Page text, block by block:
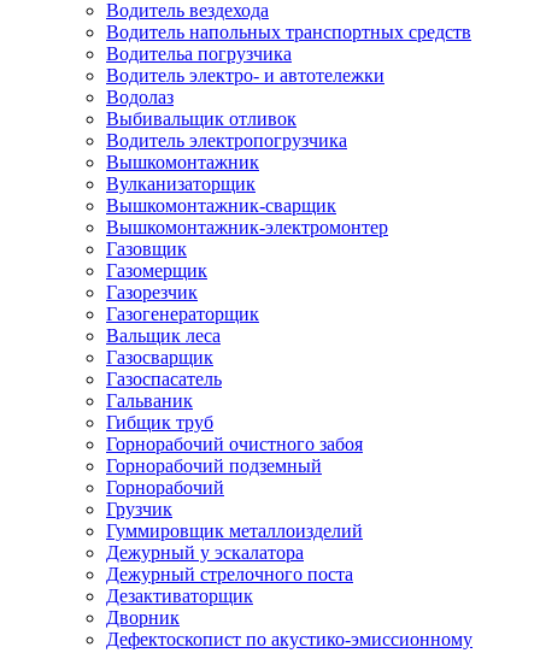
Водитель вездехода
Водитель напольных транспортных средств
Водительа погрузчика
Водитель электро- и автотележки
Водолаз
Выбивальщик отливок
Водитель электропогрузчика
Вышкомонтажник
Вулканизаторщик
Вышкомонтажник-сварщик
Вышкомонтажник-электромонтер
Газовщик
Газомерщик
Газорезчик
Газогенераторщик
Вальщик леса
Газосварщик
Газоспасатель
Гальваник
Гибщик труб
Горнорабочий очистного забоя
Горнорабочий подземный
Горнорабочий
Грузчик
Гуммировщик металлоизделий
Дежурный у эскалатора
Дежурный стрелочного поста
Дезактиваторщик
Дворник
Дефектоскопист по акустико-эмиссионному